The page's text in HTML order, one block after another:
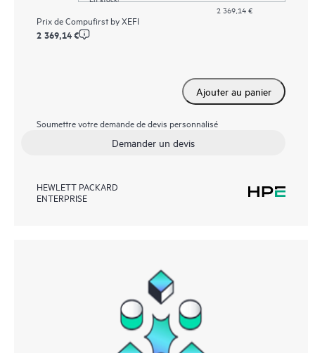
2 369,14 €
Prix deCompufirst by XEFI
2 369,14 €
Ajouter au panier
Soumettre votre demande de devis personnalisé
Demander un devis
HEWLETT PACKARD
ENTERPRISE